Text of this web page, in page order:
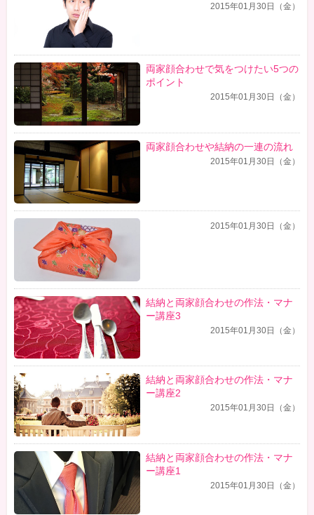
2015年01月30日（金）
両家顔合わせで気をつけたい5つの
ポイント
2015年01月30日（金）
両家顔合わせや結納の一連の流れ
2015年01月30日（金）
2015年01月30日（金）
結納と両家顔合わせの作法・マナ
ー講座3
2015年01月30日（金）
結納と両家顔合わせの作法・マナ
ー講座2
2015年01月30日（金）
結納と両家顔合わせの作法・マナ
ー講座1
2015年01月30日（金）